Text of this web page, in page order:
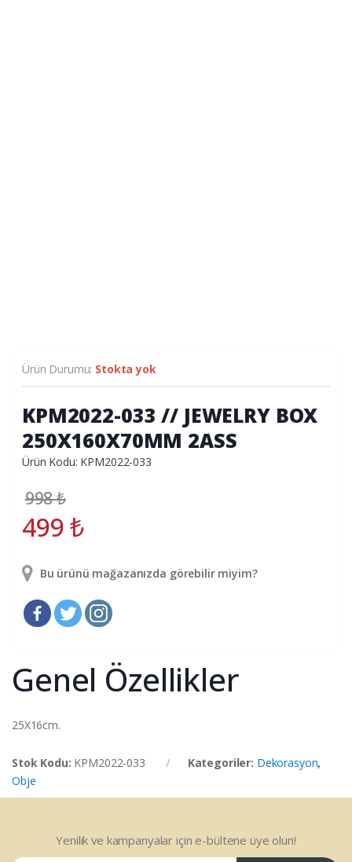
Ürün Durumu: Stokta yok
KPM2022-033 // JEWELRY BOX
250X160X70MM 2ASS
Ürün Kodu: KPM2022-033
998₺
499₺
Bu ürünü mağazanızda görebilir miyim?
Genel Özellikler
25X16cm.
Stok Kodu: KPM2022-033 Kategoriler: Dekorasyon,
Obje
Yenilik ve kampanyalar için e-bültene üye olun!